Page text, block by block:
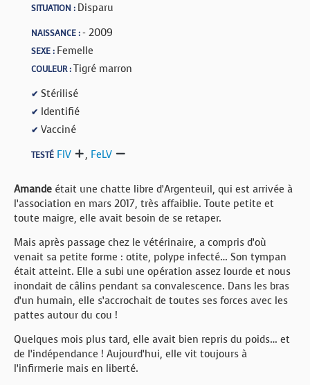
SITUATION : Disparu
NAISSANCE :- 2009
SEXE : Femelle
COULEUR :Tigré marron
✔ Stérilisé
✔ Identifié
✔ Vacciné
TESTÉ FIV , FeLV
Amande était une chatte libre d’Argenteuil, qui est arrivée à
l’association en mars 2017, très affaiblie. Toute petite et
toute maigre, elle avait besoin de se retaper.
Mais après passage chez le vétérinaire, a compris d’où
venait sa petite forme : otite, polype infecté… Son tympan
était atteint. Elle a subi une opération assez lourde et nous
inondait de câlins pendant sa convalescence. Dans les bras
d’un humain, elle s’accrochait de toutes ses forces avec les
pattes autour du cou !
Quelques mois plus tard, elle avait bien repris du poids… et
de l’indépendance ! Aujourd’hui, elle vit toujours à
l’infirmerie mais en liberté.